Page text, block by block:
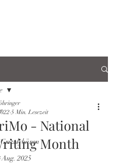
- National
Month
5 Min. Lesezeit
Aug. 2025